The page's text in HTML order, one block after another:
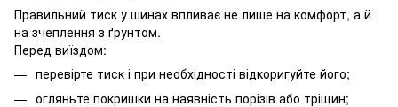
Правильний тиск у шинах впливає не лише на комфорт, а й
на зчеплення з ґрунтом.
Перед виїздом:
перевірте тиск і при необхідності відкоригуйте його;
огляньте покришки на наявність порізів або тріщин;